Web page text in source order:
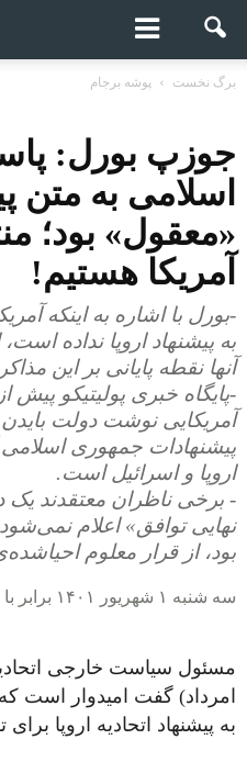
برگ نخست پوشه برجام
جوزپ بورل:
اسلامی به متن
«معقول» بود؛
آمریکا هستیم!
-بورل با اشاره به اینکه
به پیشنهاد اروپا نداده
آنها نقطه پایانی بر این
-پایگاه خبری پولیتیکو پیش
آمریکایی نوشت دولت
پیشنهادات جمهوری اسلامی
اروپا و اسرائیل است.
- برخی ناظران معتقدند یک
نهایی توافق» اعلام
بود، از قرار معلوم
سه شنبه ۱ شهریور ۱۴۰۱ برابر با ۲۳ اوت ۲۰۲۲
امرداد) گفت امیدوار است که
به پیشنهاد اتحادیه اروپا